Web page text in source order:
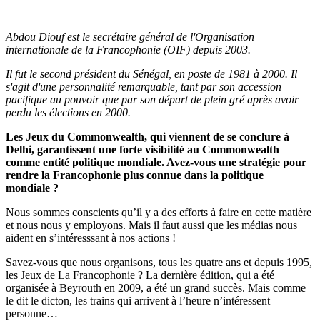
Abdou Diouf est le secrétaire général de l'Organisation
internationale de la Francophonie (OIF) depuis 2003.
Il fut le second président du Sénégal, en poste de 1981 à 2000. Il
s'agit d'une personnalité remarquable, tant par son accession
pacifique au pouvoir que par son départ de plein gré après avoir
perdu les élections en 2000.
Les Jeux du Commonwealth, qui viennent de se conclure à
Delhi, garantissent une forte visibilité au Commonwealth
comme entité politique mondiale. Avez-vous une stratégie pour
rendre la Francophonie plus connue dans la politique
mondiale ?
Nous sommes conscients qu’il y a des efforts à faire en cette matière
et nous nous y employons. Mais il faut aussi que les médias nous
aident en s’intéresssant à nos actions !
Savez-vous que nous organisons, tous les quatre ans et depuis 1995,
les Jeux de La Francophonie ? La dernière édition, qui a été
organisée à Beyrouth en 2009, a été un grand succès. Mais comme
le dit le dicton, les trains qui arrivent à l’heure n’intéressent
personne…